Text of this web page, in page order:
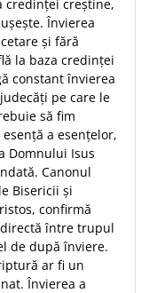
credinţei creştine,
Învierea
şi fără
la baza credinţei
constant învierea
pe care le
să fim
a esenţelor,
Domnului Isus
Canonul
Bisericii şi
confirmă
între trupul
de după înviere.
ar fi un
Învierea a